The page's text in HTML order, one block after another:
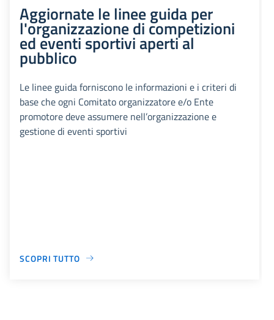
Aggiornate le linee guida per
l'organizzazione di competizioni
ed eventi sportivi aperti al
pubblico
Le linee guida forniscono le informazioni e i criteri di
base che ogni Comitato organizzatore e/o Ente
promotore deve assumere nell’organizzazione e
gestione di eventi sportivi
SCOPRI TUTTO